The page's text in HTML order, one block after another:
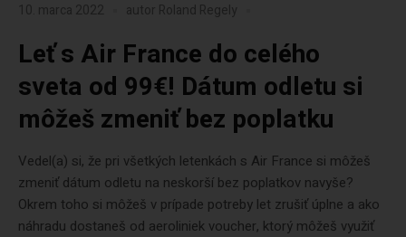
10. marca 2022 autor Roland Regely
Leť s Air France do celého
sveta od 99€! Dátum odletu si
môžeš zmeniť bez poplatku
Vedel(a) si, že pri všetkých letenkách s Air France si môžeš
zmeniť dátum odletu na neskorší bez poplatkov navyše?
Okrem toho si môžeš v prípade potreby let zrušiť úplne a ako
náhradu dostaneš od aeroliniek voucher, ktorý môžeš využiť